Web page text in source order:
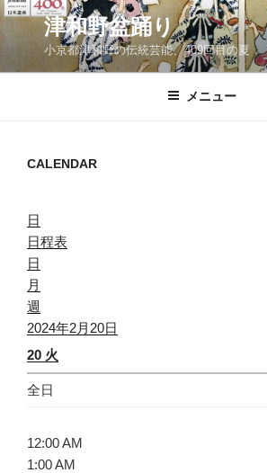
コ
ン
ン
津和野盆踊り
小京都津和野の伝統芸能、409回目の夏
メニュー
CALENDAR
日
日程表
日
月
週
2024年2月20日
20 火
全日
12:00 AM
1:00 AM